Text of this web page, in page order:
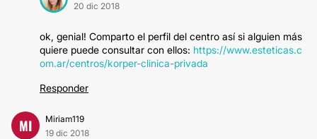
20 dic 2018
ok, genial! Comparto el perfil del centro así si alguien más
quiere puede consultar con ellos: https://www.esteticas.c
om.ar/centros/korper-clinica-privada
Responder
MI
Miriam119
19 dic 2018